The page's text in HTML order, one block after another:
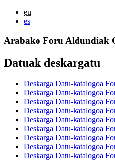
eu
es
Arabako Foru Aldundiak
Datuak deskargatu
Deskarga Datu-katalogoa
Deskarga Datu-katalogoa
Deskarga Datu-katalogoa
Deskarga Datu-katalogoa
Deskarga Datu-katalogoa
Deskarga Datu-katalogoa
Deskarga Datu-katalogoa
Deskarga Datu-katalogoa
Deskarga Datu-katalogoa